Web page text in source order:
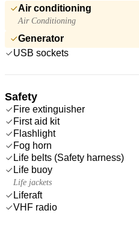
Air conditioning
Air Conditioning
Generator
USB sockets
Safety
Fire extinguisher
First aid kit
Flashlight
Fog horn
Life belts (Safety harness)
Life buoy
Life jackets
Liferaft
VHF radio